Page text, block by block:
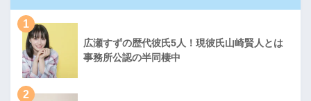
1
広瀬すずの歴代彼氏5人！現彼氏山崎賢人とは
事務所公認の半同棲中
2